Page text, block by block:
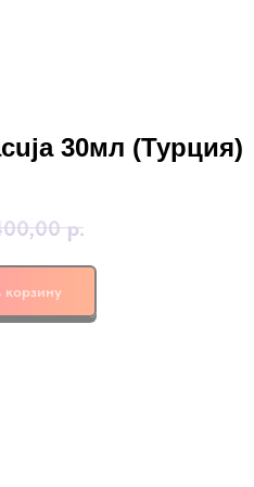
30мл (Турция)
р.
корзину